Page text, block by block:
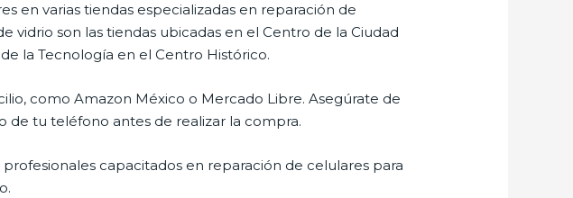
en varias tiendas especializadas en reparación de
vidrio son las tiendas ubicadas en el Centro de la Ciudad
la Tecnología en el Centro Histórico.
como Amazon México o Mercado Libre. Asegúrate de
tu teléfono antes de realizar la compra.
capacitados en reparación de celulares para